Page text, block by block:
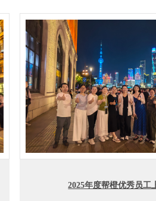
2025年度帮橙优秀员工